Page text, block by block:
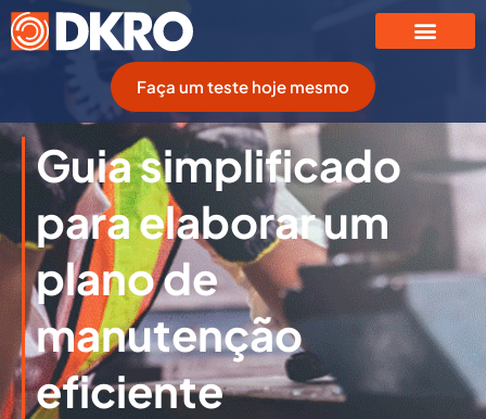
Faça um teste hoje mesmo
Guia simplificado
para elaborar um
plano de
manutenção
eficiente